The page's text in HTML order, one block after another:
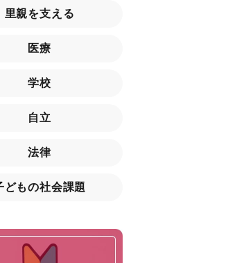
里親を支える
医療
学校
自立
法律
どもの社会課題